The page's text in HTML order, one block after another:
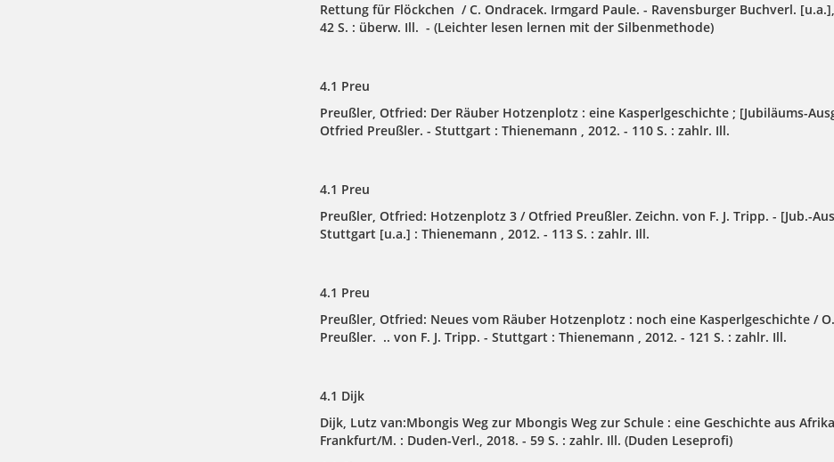
Rettung für Flöckchen / C. Ondracek. Irmgard Paule. - Ravensburger Buchverl.
42 S. : überw. Ill. - (Leichter lesen lernen mit der Silbenmethode)
4.1 Preu
Preußler, Otfried: Der Räuber Hotzenplotz : eine Kasperlgeschichte ; [Jubiläums-
Otfried Preußler. - Stuttgart : Thienemann , 2012. - 110 S. : zahlr. Ill.
4.1 Preu
Preußler, Otfried: Hotzenplotz 3 / Otfried Preußler. Zeichn. von F. J. Tripp. - [Jub.-
Stuttgart [u.a.] : Thienemann , 2012. - 113 S. : zahlr. Ill.
4.1 Preu
Preußler, Otfried: Neues vom Räuber Hotzenplotz : noch eine Kasperlgeschichte / O.
Preußler. .. von F. J. Tripp. - Stuttgart : Thienemann , 2012. - 121 S. : zahlr. Ill.
4.1 Dijk
Dijk, Lutz van:Mbongis Weg zur Mbongis Weg zur Schule : eine Geschichte aus
Frankfurt/M. : Duden-Verl., 2018. - 59 S. : zahlr. Ill. (Duden Leseprofi)